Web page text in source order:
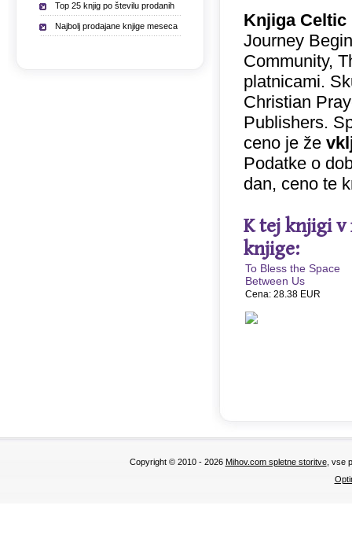
Knjiga Celtic
Journey
Community,
platnicami.
Christian
Publishers.
ceno je že
Podatke o
dan, ceno te
K tej knjigi v
knjige:
To Bless the Space
Between Us
Cena: 28.38 EUR
Top 25 knjig po številu prodanih
Najbolj prodajane knjige meseca
Copyright © 2010 - 2026 Mihov.com spletne storitve, vse